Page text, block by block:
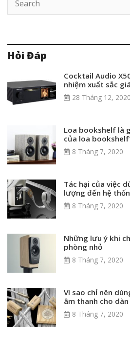
Hỏi Đáp
Cocktail Audio
nhiệm xuất sắc
28 Tháng 12, 2020
Loa bookshelf là
của loa
8 Tháng 7, 2020
Tác hại của việc
lượng đến hệ
8 Tháng 7, 2020
Những lưu ý khi
phòng nhỏ
8 Tháng 7, 2020
Vì sao chỉ nên
âm thanh cho
8 Tháng 7, 2020